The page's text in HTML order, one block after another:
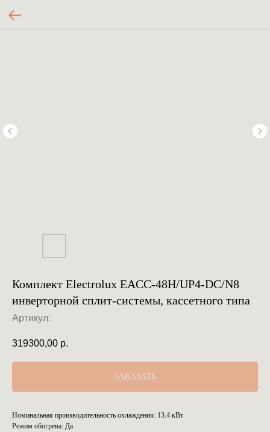
Комплект Electrolux EACC-48H/UP4-DC/N8
инверторной сплит-системы, кассетного типа
Артикул:
319300,00 р.
ЗАКАЗАТЬ
Номинальная производительность охлаждения: 13.4 кВт
Режим обогрева: Да